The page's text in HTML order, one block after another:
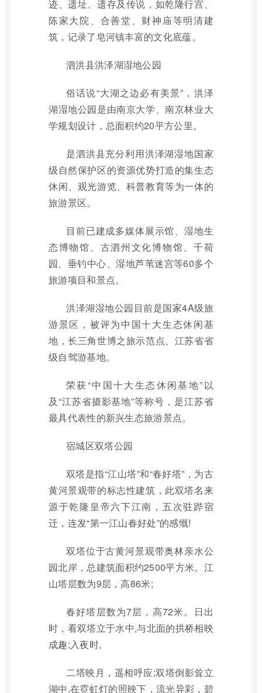
迹、遗址、遗存及传说，如乾隆行宫、
陈家大院、合善堂、财神庙等明清建
筑，记录了皂河镇丰富的文化底蕴。
泗洪县洪泽湖湿地公园
俗话说“大湖之边必有美景”，洪泽
湖湿地公园是由南京大学、南京林业大
学规划设计，总面积约20平方公里。
是泗洪县充分利用洪泽湖湿地国家
级自然保护区的资源优势打造的集生态
休闲、观光游览、科普教育等为一体的
旅游景区。
目前已建成多媒体展示馆、湿地生
态博物馆、古泗州文化博物馆、千荷
园、垂钓中心、湿地芦苇迷宫等60多个
旅游项目和景点。
洪泽湖湿地公园目前是国家4A级旅
游景区，被评为中国十大生态休闲基
地，长三角世博之旅示范点、江苏省省
级自驾游基地。
荣获“中国十大生态休闲基地”以
及“江苏省摄影基地”等称号，是江苏省
最具代表性的新兴生态旅游景点。
宿城区双塔公园
双塔是指“江山塔”和“春好塔”，为古
黄河景观带的标志性建筑，此双塔名来
源于乾隆皇帝六下江南，五次驻跸宿
迁，连发“第一江山春好处”的感慨!
双塔位于古黄河景观带奥林亲水公
园北岸，总建筑面积约2500平方米。江
山塔层数为9层，高86米;
春好塔层数为7层，高72米。日出
时，看双塔立于水中,与北面的拱桥相映
成趣;入夜时,
二塔映月，遥相呼应;双塔倒影耸立
湖中,在霓虹灯的照映下，流光异彩，碧